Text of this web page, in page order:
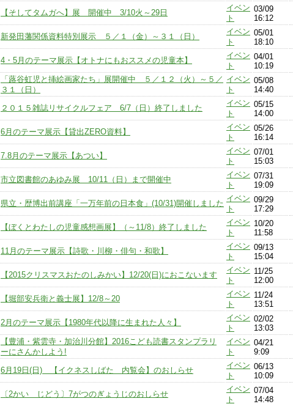
【そしてタムガへ】展 開催中 3/10火～29日
イベン
ト
03/09
16:12
新発田藩関係資料特別展示 ５／１（金）～３１（日）
イベン
ト
05/01
18:10
4・5月のテーマ展示【オトナにもおススメの児童本】
イベン
ト
04/01
10:19
「蕗谷虹児と挿絵画家たち」展開催中 ５／１２（火）～５／
３１（日）
イベン
ト
05/08
14:40
２０１５雑誌リサイクルフェア 6/7（日）終了しました
イベン
ト
05/15
14:00
6月のテーマ展示【貸出ZERO資料】
イベン
ト
05/26
16:14
7.8月のテーマ展示【あつい】
イベン
ト
07/01
15:03
市立図書館のあゆみ展 10/11（日）まで開催中
イベン
ト
07/31
19:09
県立・歴博出前講座「一万年前の日本食」(10/31)開催しました
イベン
ト
09/29
17:29
【ぼくとわたしの児童感想画展】（～11/8）終了しました
イベン
ト
10/20
11:58
11月のテーマ展示【詩歌・川柳・俳句・和歌】
イベン
ト
09/13
15:04
【2015クリスマスおたのしみかい】12/20(日)におこないます
イベン
ト
11/25
12:00
【堀部安兵衛と義士展】12/8～20
イベン
ト
11/24
13:51
2月のテーマ展示【1980年代以降に生まれた人々】
イベン
ト
02/02
13:03
【豊浦・紫雲寺・加治川分館】2016こども読書スタンプラリ
ーにさんかしよう!
イベン
ト
04/21
9:09
6月19日(日) 【イクネスしばた 内覧会】のおしらせ
イベン
ト
06/13
10:09
〔2かい じどう〕7がつのぎょうじのおしらせ
イベン
ト
07/04
14:48